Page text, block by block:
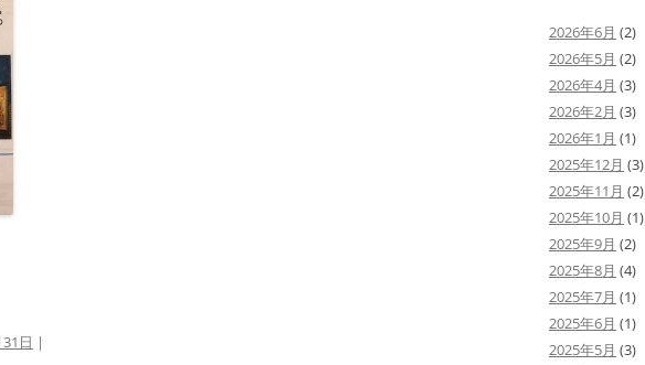
日 |
2026年6月 (2)
2026年5月 (2)
2026年4月 (3)
2026年2月 (3)
2026年1月 (1)
2025年12月 (3)
2025年11月 (2)
2025年10月 (1)
2025年9月 (2)
2025年8月 (4)
2025年7月 (1)
2025年6月 (1)
2025年5月 (3)